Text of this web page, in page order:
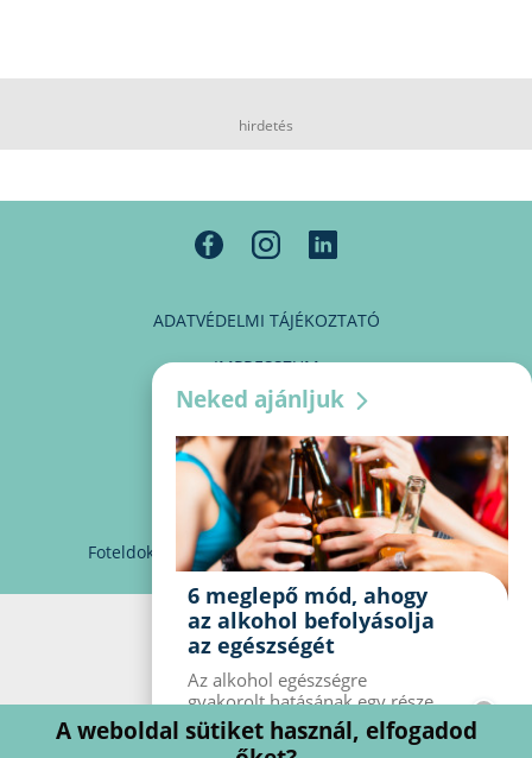
hirdetés
ADATVÉDELMI TÁJÉKOZTATÓ
IMPRESSZUM
MÉDIAAJÁNLAT
PARTNEREINK
KAPCSOLAT
Foteldoki info@foteldoki.hu Süti beállítások
Neked ajánljuk
6 meglepő mód, ahogy
az alkohol befolyásolja
az egészségét
Az alkohol egészségre
gyakorolt ​​hatásának egy része
jól ismert, mások azonban
meglepők lehetnek. Van hat
A weboldal sütiket használ, elfogadod